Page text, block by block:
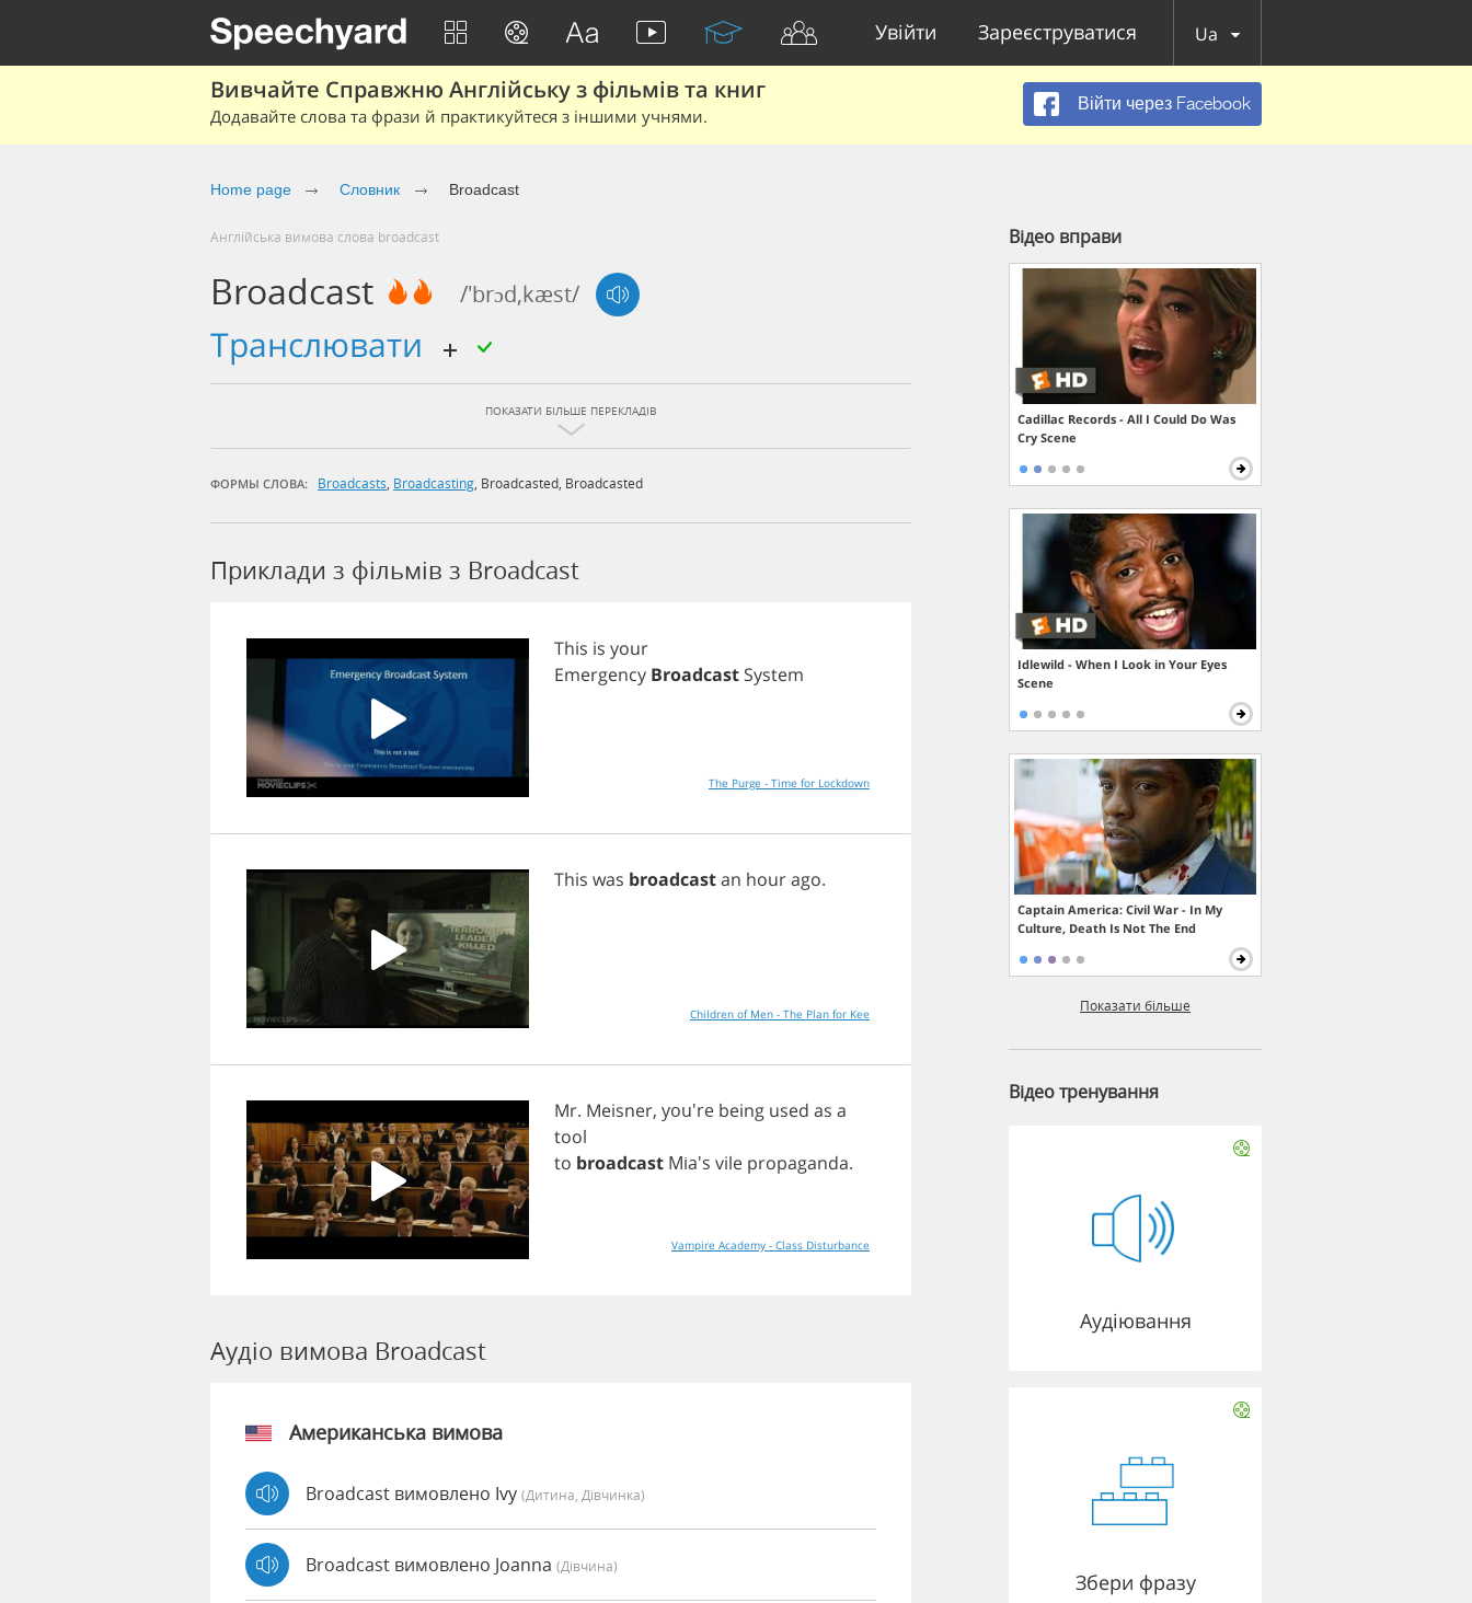
Увійти Зареєструватися Ua
Вивчайте Справжню Англійську з фільмів та книг
Додавайте слова та фрази й практикуйтеся з іншими учнями.
Війти через Facebook
Home page Cловник Broadcast
Англійська вимова слова broadcast
Broadcast /'brɔd,kæst/
транслювати
ПОКАЗАТИ БІЛЬШЕ ПЕРЕКЛАДІВ
ФОРМЫ СЛОВА: Broadcasts Broadcasting Broadcasted Broadcasted
Приклади з фільмів з Broadcast
This is your
Emergency Broadcast System
The Purge - Time for Lockdown
This was broadcastan hourago.
Children of Men - The Plan for Kee
Mr. Meisner, you're being used as a
tool
to broadcast Mia's vile propaganda.
Vampire Academy - Class Disturbance
Аудіо вимова Broadcast
Американська вимова
Broadcast вимовлено Ivy (дитина, Дівчинка)
Broadcast вимовлено Joanna (дівчина)
Відео вправи
Cadillac Records - All I Could Do Was
Cry Scene
Idlewild - When I Look in Your Eyes
Scene
Captain America: Civil War - In My
Culture, Death Is Not The End
Показати більше
Відео тренування
Аудіювання
Збери фразу